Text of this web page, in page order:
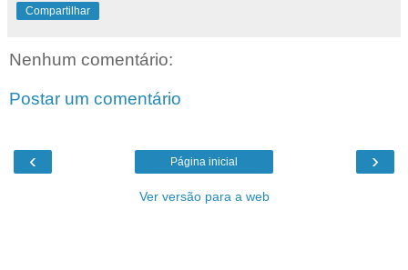
Compartilhar
Nenhum comentário:
Postar um comentário
‹ ›
Página inicial
Ver versão para a web